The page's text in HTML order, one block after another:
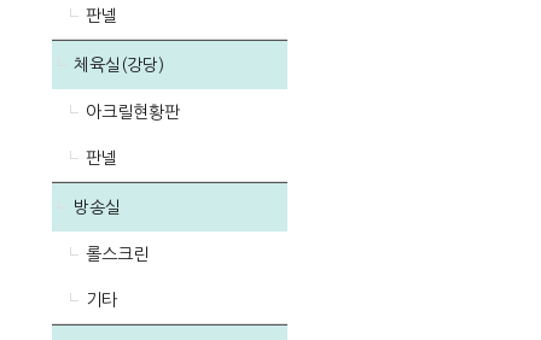
판넬
체육실(강당)
아크릴현황판
판넬
방송실
롤스크린
기타